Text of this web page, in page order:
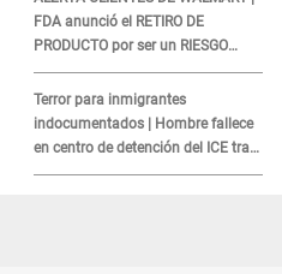
FDA anunció el RETIRO DE
PRODUCTO por ser un RIESGO
MORTAL para consumidores: ¿Cuál
es?
Terror para inmigrantes
indocumentados | Hombre fallece
en centro de detención del ICE tras
sufrir una "emergencia médica"